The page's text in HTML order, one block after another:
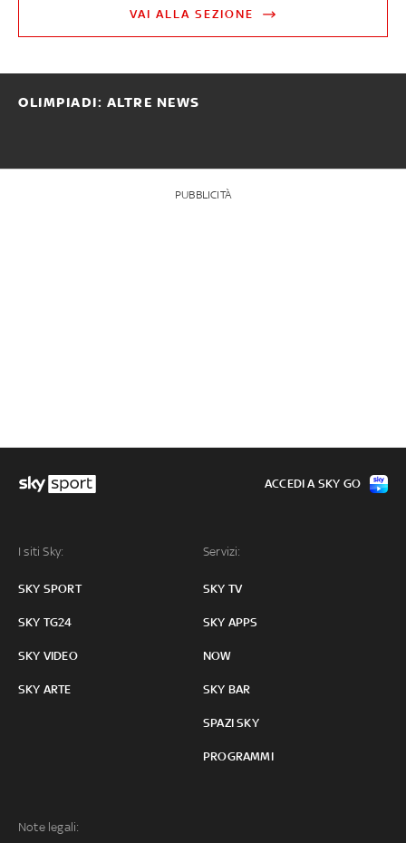
VAI ALLA SEZIONE
OLIMPIADI: ALTRE NEWS
PUBBLICITÀ
I siti Sky:
SKY SPORT
SKY TG24
SKY VIDEO
SKY ARTE
Servizi:
SKY TV
SKY APPS
NOW
SKY BAR
SPAZI SKY
PROGRAMMI
Note legali:
ACCEDI A SKY GO